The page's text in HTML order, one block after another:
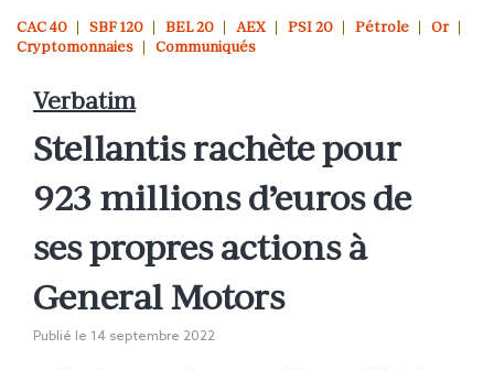
CAC 40 SBF 120 BEL 20 AEX PSI 20 Pétrole
Or
Cryptomonnaies
Communiqués
Verbatim
Stellantis rachète pour
923 millions d’euros de
ses propres actions à
General Motors
Publié le 14 septembre 2022